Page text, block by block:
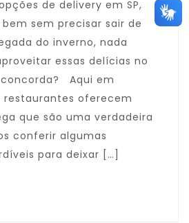
de delivery em SP,
sem precisar sair de
do inverno, nada
essas delícias no
Aqui em
restaurantes oferecem
que são uma verdadeira
conferir algumas
para deixar […]